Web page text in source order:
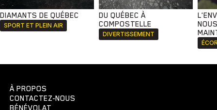
DIAMANTS DE QUÉBEC
SPORT ET PLEIN AIR
DU QUÉBEC À
COMPOSTELLE
DIVERTISSEMENT
À PROPOS
CONTACTEZ-NOUS
BÉNÉVOLAT